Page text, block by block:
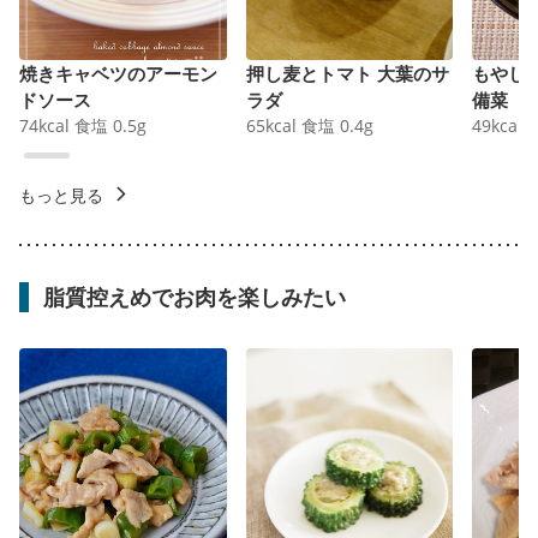
焼きキャベツのアーモン
ドソース
74kcal 食塩 0.5g
押し麦とトマト 大葉のサ
ラダ
65kcal 食塩 0.4g
もやし
備菜
49kcal
もっと見る
脂質控えめでお肉を楽しみたい